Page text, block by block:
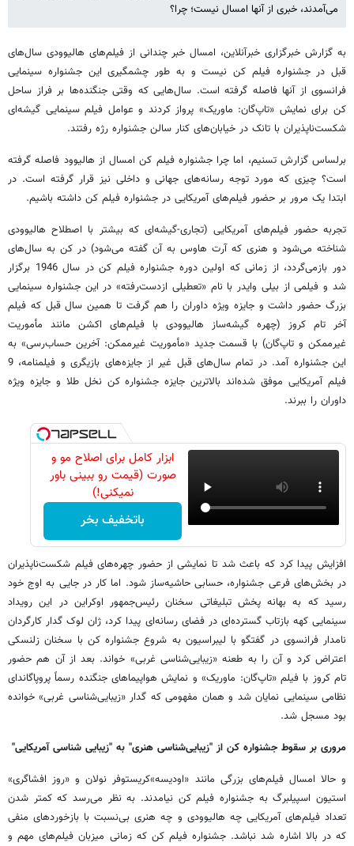
می‌آمدند، خبری از آنها امسال نیست؛ چرا؟
به گزارش خبرگزاری خبرآنلاین، امسال خبر چندانی از فیلم‌های هالیوودی سال‌های
قبل در جشنواره فیلم کن نیست و به طور چشمگیری این جشنواره سینمایی
فرانسوی از آنها فاصله گرفته است. سال‌هایی که وقتی جنگنده‌ها بر فراز ساحل
کن برای نمایش «تاپ‌گان: ماوریک» پرواز کردند و عوامل فیلم سینمایی گیشه‌ای
شکست‌ناپذیران با تانک در خیابان‌های کنار سالن جشنواره رژه رفتند.
برلساس گزارش تسنیم، اما چرا جشنواره فیلم کن امسال از هالیوود فاصله گرفته
است؟ چیزی که مورد توجه رسانه‌های جهانی و داخلی نیز قرار گرفته است. در
ابتدا یک مرور بر حضور فیلم‌های آمریکایی در جشنواره فیلم کن داشته باشیم.
تجربه حضور فیلم‌های آمریکایی (تجاری-گیشه‌ای که بیشتر با اصطلاح هالیوودی
شناخته می‌شود و هنری که آرت هاوس به آن گفته می‌شود) در کن به سال‌های
دور بازمی‌گردد، از زمانی که اولین دوره جشنواره فیلم کن در سال 1946 برگزار
شد و فیلمی از بیلی وایدر با نام «تعطیلی ازدست‌رفته» در این جشنواره سینمایی
بزرگ حضور داشت و جایزه ویژه داوران را هم گرفت تا همین سال قبل که فیلم
آخر تام کروز (چهره گیشه‌ساز هالیوودی با فیلم‌های اکشن مانند مأموریت
غیرممکن و تاپ‌گان) با قسمت جدید «مأموریت غیرممکن: آخرین حساب‌رسی» به
این جشنواره آمد. در تمام سال‌های قبل غیر از جایزه‌های بازیگری و فیلمنامه، 9
فیلم آمریکایی موفق شده‌اند بالاترین جایزه جشنواره کن نخل طلا و جایزه ویژه
داوران را ببرند.
ابزار کامل برای اصلاح مو و
صورت (قیمت رو ببینی باور
نمیکنی!)
باتخفیف بخر
افزایش پیدا کرد که باعث شد تا نمایشی از حضور چهره‌های فیلم شکست‌ناپذیران
در بخش‌های فرعی جشنواره، حسابی حاشیه‌ساز شود. اما کار در جایی به اوج خود
رسید که به بهانه پخش تبلیغاتی سخنان رئیس‌جمهور اوکراین در این رویداد
سینمایی کهه بازتاب گسترده‌ای در فضای رسانه‌ای پیدا کرد، ژان لوک گدار کارگردان
نامدار فرانسوی در گفتگو با لیبراسیون به شروع جشنواره کن با سخنان زلنسکی
اعتراض کرد و آن را به طعنه «زیبایی‌شناسی غربی» خواند. بعد از آن هم حضور
تام کروز با فیلم «تاپ‌گان: ماوریک» و نمایش هواپیماهای جنگنده رسماً پروپاگاندای
نظامی سینمایی نمایان شد و همان مفهومی که گدار «زیبایی‌شناسی غربی» خوانده
بود مسجل شد.
مروری بر سقوط جشنواره کن از "زیبایی‌شناسی هنری" به "زیبایی شناسی آمریکایی"
و حالا امسال فیلم‌های بزرگی مانند «اودیسه»کریستوفر نولان و «روز افشاگری»
استیون اسپیلبرگ به جشنواره فیلم کن نیامدند. به نظر می‌رسد که کمتر شدن
تعداد فیلم‌های آمریکایی چه هالیوودی و چه هنری بی‌نسبت با بازخوردهای منفی
که در بالا اشاره شد نباشد. جشنواره فیلم کن که زمانی میزبان فیلم‌های مهم و